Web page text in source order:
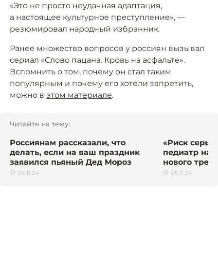
«Это не просто неудачная адаптация,
а настоящее культурное преступление», —
резюмировал народный избранник.
Ранее множество вопросов у россиян вызывал
сериал «Слово пацана. Кровь на асфальте».
Вспомнить о том, почему он стал таким
популярным и почему его хотели запретить,
можно в этом материале.
Читайте на тему:
Россиянам рассказали, что
делать, если на ваш праздник
заявился пьяный Дед Мороз
05.11.24
«Риск
педиатр
нового
05.11.24